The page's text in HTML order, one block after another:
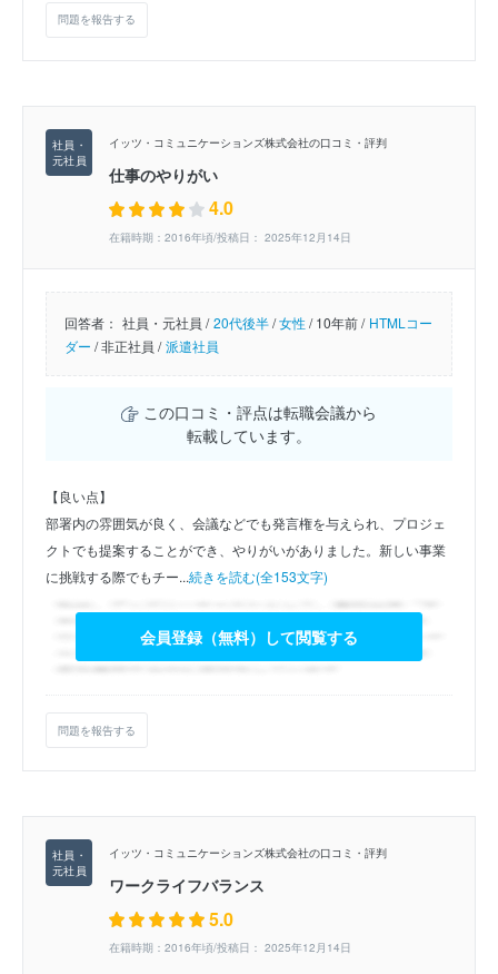
問題を報告する
イッツ・コミュニケーションズ株式会社の口コミ・評判
仕事のやりがい
4.0
在籍時期：2016年頃/投稿日： 2025年12月14日
回答者： 社員・元社員 / 20代後半/女性/10年前 / HTMLコー
ダー /非正社員 / 派遣社員
この口コミ・評点は転職会議から
転載しています。
【良い点】
部署内の雰囲気が良く、会議などでも発言権を与えられ、プロジェ
クトでも提案することができ、やりがいがありました。新しい事業
に挑戦する際でもチー...続きを読む(全153文字)
会員登録（無料）して閲覧する
問題を報告する
イッツ・コミュニケーションズ株式会社の口コミ・評判
ワークライフバランス
5.0
在籍時期：2016年頃/投稿日： 2025年12月14日